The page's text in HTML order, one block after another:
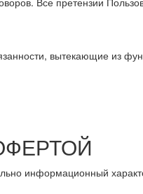
вытекающие из
информационный